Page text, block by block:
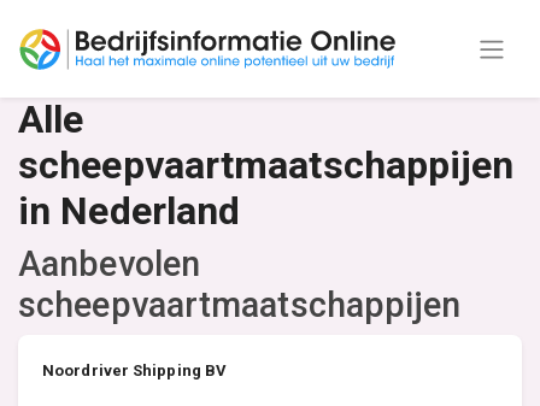
Alle
scheepvaartmaatschappijen
in Nederland
Aanbevolen
scheepvaartmaatschappijen
Noordriver Shipping BV